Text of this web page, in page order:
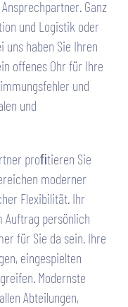
Ganz
und Logistik oder
uns haben Sie Ihren
offenes Ohr für Ihre
und
und
proﬁtieren Sie
moderner
Flexibilität. Ihr
Auftrag persönlich
für Sie da sein. Ihre
eingespielten
Modernste
Abteilungen,